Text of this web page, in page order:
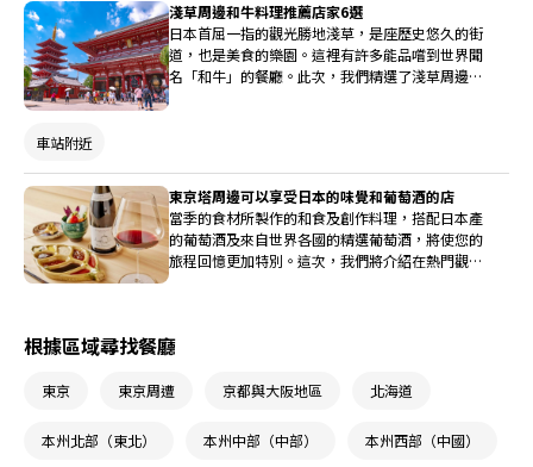
淺草周邊和牛料理推薦店家6選
日本首屈一指的觀光勝地淺草，是座歷史悠久的街
道，也是美食的樂園。這裡有許多能品嚐到世界聞
名「和牛」的餐廳。此次，我們精選了淺草周邊六
車站附近
東京塔周邊可以享受日本的味覺和葡萄酒的店
當季的食材所製作的和食及創作料理，搭配日本產
的葡萄酒及來自世界各國的精選葡萄酒，將使您的
旅程回憶更加特別。這次，我們將介紹在熱門觀光
根據區域尋找餐廳
東京 東京周遭 京都與大阪地區 北海道
本州北部（東北） 本州中部（中部） 本州西部（中國）